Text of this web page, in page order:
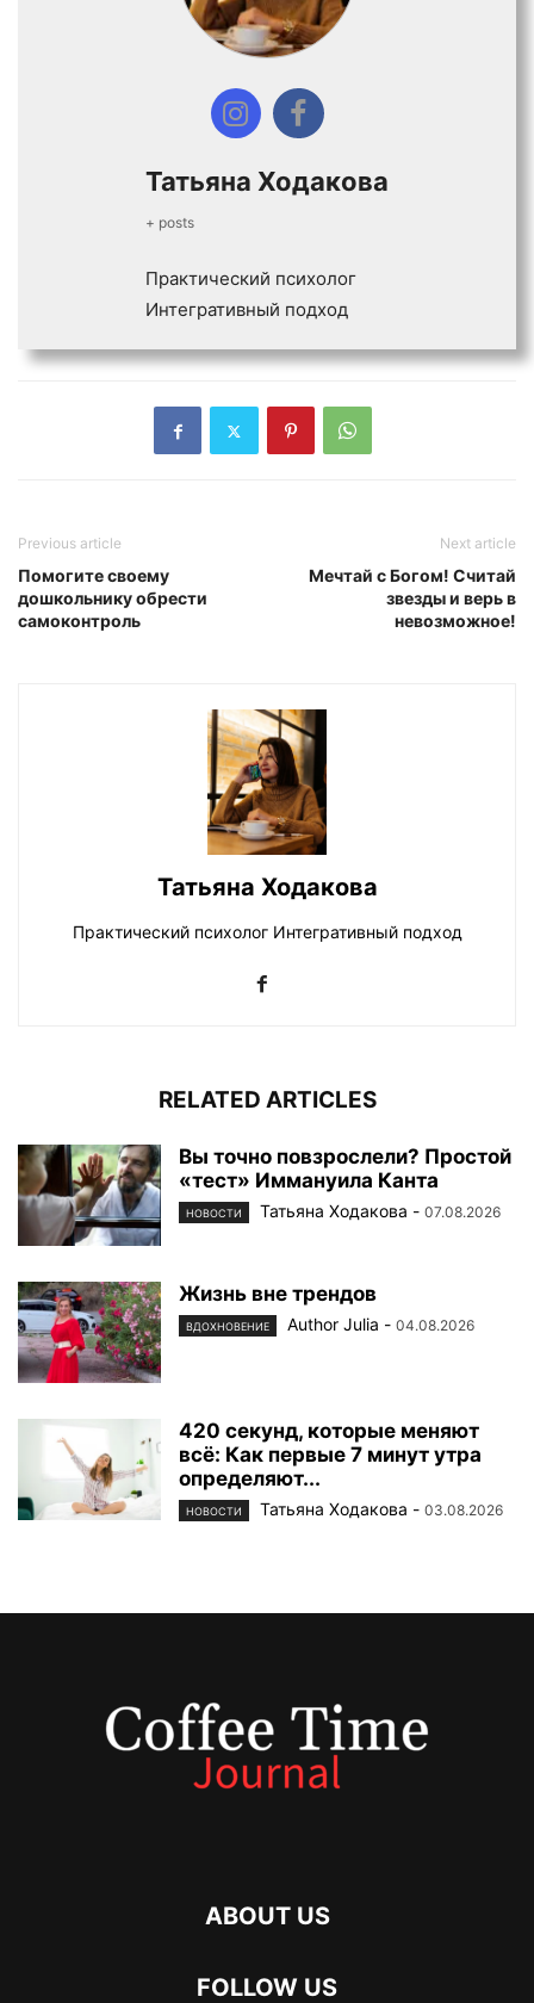
Татьяна Ходакова
+ posts
Практический психолог
Интегративный подход
Previous article
Помогите своему
дошкольнику обрести
самоконтроль
Next article
Мечтай с Богом! Считай
звезды и верь в
невозможное!
Татьяна Ходакова
Практический психолог Интегративный подход
RELATED ARTICLES
Вы точно повзрослели? Простой
«тест» Иммануила Канта
НОВОСТИ Татьяна Ходакова - 07.08.2026
Жизнь вне трендов
ВДОХНОВЕНИЕ Author Julia - 04.08.2026
420 секунд, которые меняют
всё: Как первые 7 минут утра
определяют...
НОВОСТИ Татьяна Ходакова - 03.08.2026
ABOUT US
FOLLOW US